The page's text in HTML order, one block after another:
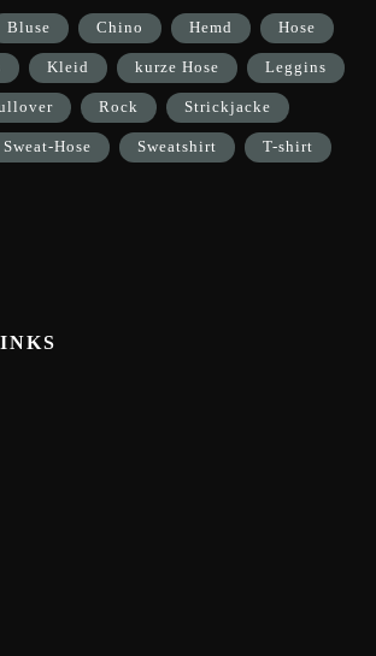
Bluse Chino Hemd Hose
Kleid kurze Hose Leggins
Rock Strickjacke
Sweat-Hose Sweatshirt T-shirt